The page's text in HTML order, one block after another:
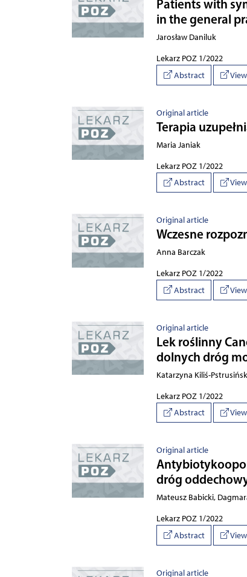
Patients with
in the general
Jarosław Daniluk
Lekarz POZ 1/2022
Abstract
Original article
Terapia
Maria Janiak
Lekarz POZ 1/2022
Abstract
Original article
Wczesne
Anna Barczak
Lekarz POZ 1/2022
Abstract
Original article
Lek roślinny
dolnych dróg
Katarzyna Kiliś-
Lekarz POZ 1/2022
Abstract
Original article
dróg
Mateusz Babicki,
Lekarz POZ 1/2022
Abstract
Original article